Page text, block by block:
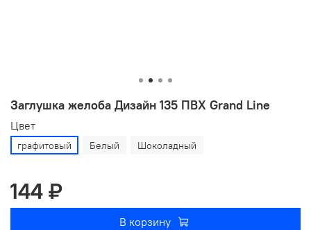
Заглушка желоба Дизайн 135 ПВХ Grand Line
Цвет
графитовый Белый Шоколадный
144 ₽
В корзину